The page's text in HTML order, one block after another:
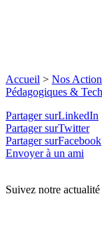
Accueil > Nos
Pédagogiques &
Partager surLinkedIn
Partager surTwitter
Partager surFacebook
Envoyer à un ami
Suivez notre